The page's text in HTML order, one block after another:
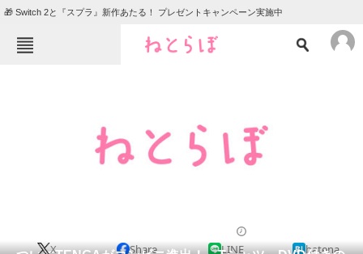
🎁 Switch 2と『スプラ』新作あたる！ プレゼントキャンペーン実施中
クイズ
地域
会員記事X Share LINE hatena